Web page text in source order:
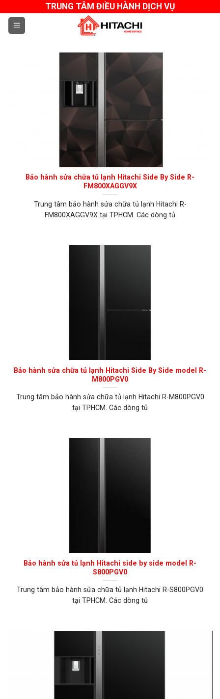
content
TRUNG TÂM ĐIỀU HÀNH DỊCH VỤ
Bảo hành sửa chữa tủ lạnh Hitachi Side By Side R-
FM800XAGGV9X
Trung tâm bảo hành sửa chữa tủ lạnh Hitachi R-
FM800XAGGV9X tại TPHCM. Các dòng tủ
Bảo hành sửa chữa tủ lạnh Hitachi Side By Side model R-
M800PGV0
Trung tâm bảo hành sửa chữa tủ lạnh Hitachi R-M800PGV0
tại TPHCM. Các dòng tủ
Bảo hành sửa tủ lạnh Hitachi side by side model R-
S800PGV0
Trung tâm bảo hành sửa chữa tủ lạnh Hitachi R-S800PGV0
tại TPHCM. Các dòng tủ